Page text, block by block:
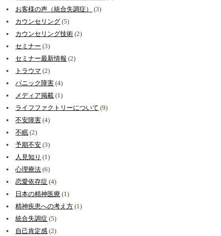
お客様の声（統合失調症）
(3)
カウンセリング (5)
カウンセリング技術 (2)
セミナー (3)
セミナー最新情報 (2)
トラウマ (2)
パニック障害 (4)
メディア掲載 (1)
ライフファクトリーについて (9)
不安障害 (4)
不眠 (2)
予期不安 (3)
人見知り (1)
心理療法 (6)
恋愛依存症 (4)
日本の精神医療 (1)
精神疾患への考え方 (1)
統合失調症 (5)
自己肯定感 (2)